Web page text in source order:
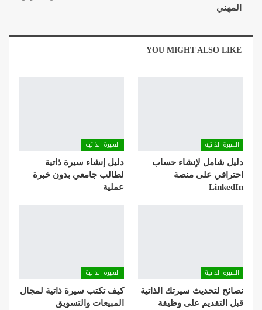
المهني
YOU MIGHT ALSO LIKE
السيرة الذاتية
دليل شامل لإنشاء حساب
احترافي على منصة
LinkedIn
السيرة الذاتية
دليل إنشاء سيرة ذاتية
لطالب جامعي بدون خبرة
عملية
السيرة الذاتية
نصائح لتحديث سيرتك الذاتية
قبل التقديم على وظيفة
السيرة الذاتية
كيف تكتب سيرة ذاتية لمجال
المبيعات والتسويق